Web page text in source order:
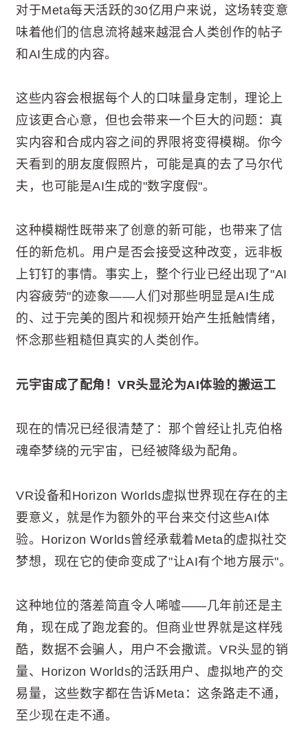
对于Meta每天活跃的30亿用户来说，这场转变意
味着他们的信息流将越来越混合人类创作的帖子
和AI生成的内容。
这些内容会根据每个人的口味量身定制，理论上
应该更合心意，但也会带来一个巨大的问题：真
实内容和合成内容之间的界限将变得模糊。你今
天看到的朋友度假照片，可能是真的去了马尔代
夫，也可能是AI生成的"数字度假"。
这种模糊性既带来了创意的新可能，也带来了信
任的新危机。用户是否会接受这种改变，远非板
上钉钉的事情。事实上，整个行业已经出现了"AI
内容疲劳"的迹象——人们对那些明显是AI生成
的、过于完美的图片和视频开始产生抵触情绪，
怀念那些粗糙但真实的人类创作。
元宇宙成了配角！VR头显沦为AI体验的搬运工
现在的情况已经很清楚了：那个曾经让扎克伯格
魂牵梦绕的元宇宙，已经被降级为配角。
VR设备和Horizon Worlds虚拟世界现在存在的主
要意义，就是作为额外的平台来交付这些AI体
验。Horizon Worlds曾经承载着Meta的虚拟社交
梦想，现在它的使命变成了"让AI有个地方展示"。
这种地位的落差简直令人唏嘘——几年前还是主
角，现在成了跑龙套的。但商业世界就是这样残
酷，数据不会骗人，用户不会撒谎。VR头显的销
量、Horizon Worlds的活跃用户、虚拟地产的交
易量，这些数字都在告诉Meta：这条路走不通，
至少现在走不通。